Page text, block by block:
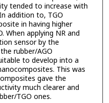
tended to increase with
addition to, TGO
in having higher
When applying NR and
sensor by the
rubber/AGO
to develop into a
This was
gave the
much clearer and
TGO ones.